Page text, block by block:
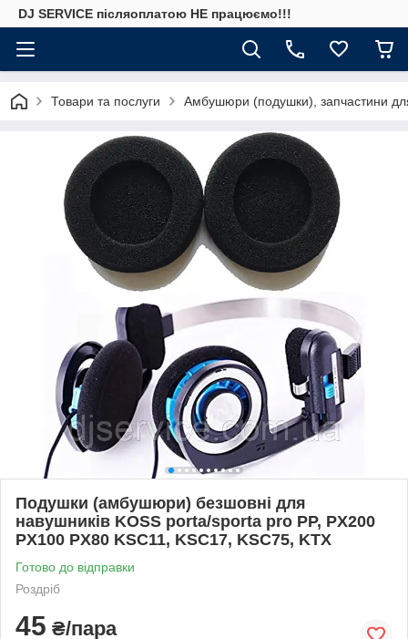
DJ SERVICE пiсляоплатою НЕ працюємо!!!
Товари та послуги Амбушюри (подушки), запчастини
Подушки (амбушюри) безшовні для
навушників KOSS porta/sporta pro PP, PX200
PX100 PX80 KSC11, KSC17, KSC75, KTX
Готово до відправки
Роздріб
45 ₴/пара